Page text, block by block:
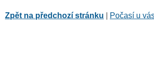
Zpět na předchozí stránku Počasí u